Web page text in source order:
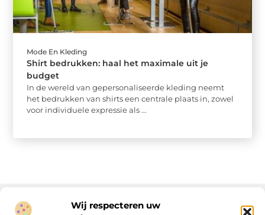
Wij respecteren uw
Mode En Kleding
Shirt bedrukken: haal het maximale uit je
budget
In de wereld van gepersonaliseerde kleding neemt
het bedrukken van shirts een centrale plaats in, zowel
voor individuele expressie als ...